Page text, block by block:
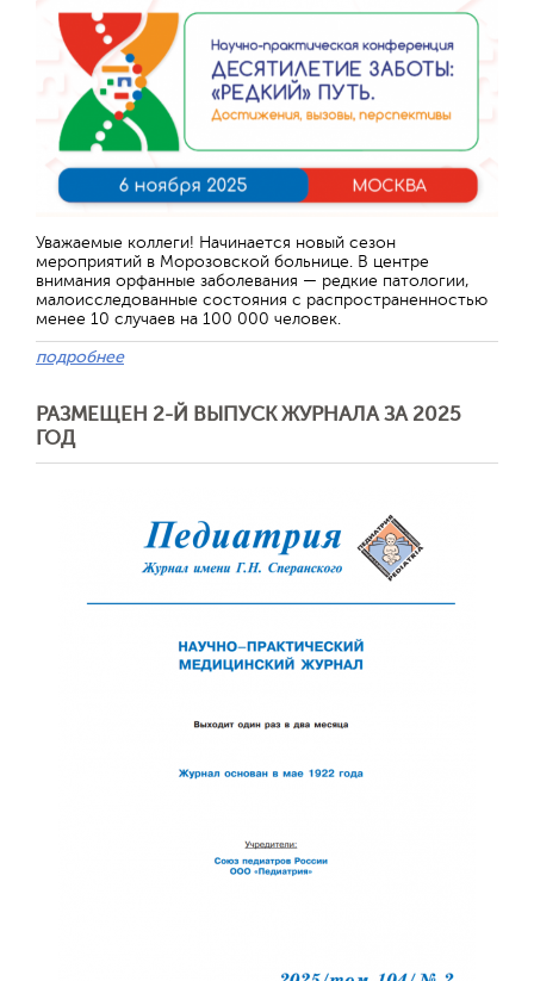
Уважаемые коллеги! Начинается новый сезон
мероприятий в Морозовской больнице. В центре
внимания орфанные заболевания — редкие патологии,
малоисследованные состояния с распространенностью
менее 10 случаев на 100 000 человек.
подробнее
РАЗМЕЩЕН 2-Й ВЫПУСК ЖУРНАЛА ЗА 2025
ГОД
Отправить